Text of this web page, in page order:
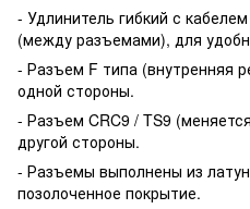
- Удлинитель гибкий с
(между разъемами), для
- Разъем F типа (внутренняя
одной стороны.
- Разъем CRC9 / TS9
другой стороны.
- Разъемы выполнены из
позолоченное покрытие.